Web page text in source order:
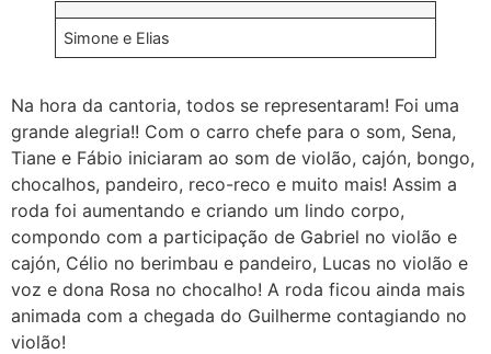
Simone e Elias
Na hora da cantoria, todos se representaram! Foi uma
grande alegria!! Com o carro chefe para o som, Sena,
Tiane e Fábio iniciaram ao som de violão, cajón, bongo,
chocalhos, pandeiro, reco-reco e muito mais! Assim a
roda foi aumentando e criando um lindo corpo,
compondo com a participação de Gabriel no violão e
cajón, Célio no berimbau e pandeiro, Lucas no violão e
voz e dona Rosa no chocalho! A roda ficou ainda mais
animada com a chegada do Guilherme contagiando no
violão!